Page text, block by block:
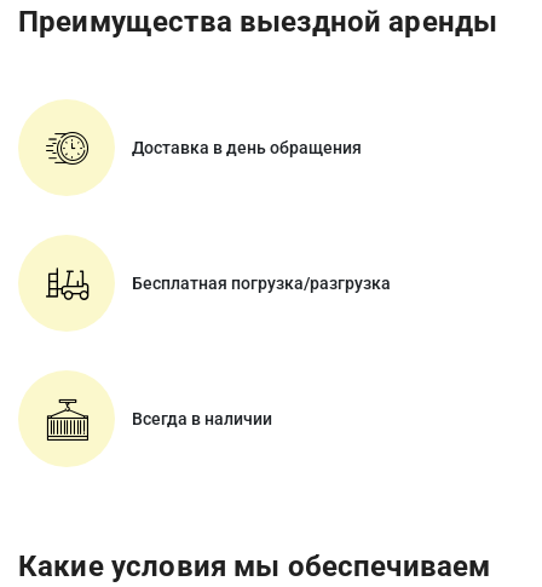
Преимущества выездной аренды
Доставка в день обращения
Бесплатная погрузка/разгрузка
Всегда в наличии
Какие условия мы обеспечиваем